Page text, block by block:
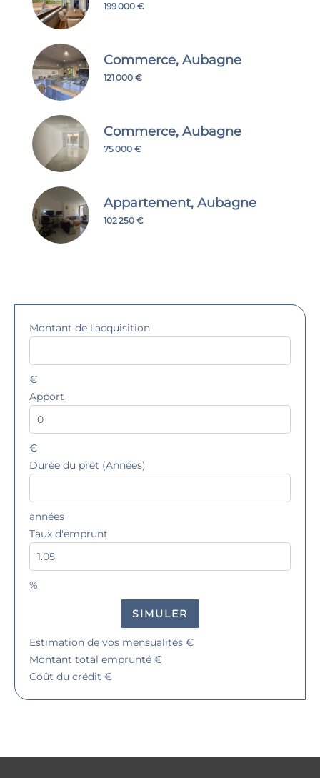
199 000 €
Commerce, Aubagne
121 000 €
Commerce, Aubagne
75 000 €
Appartement, Aubagne
102 250 €
Montant de l'acquisition
€
Apport
€
Durée du prêt (Années)
années
Taux d'emprunt
%
SIMULER
Estimation de vos mensualités €
Montant total emprunté €
Coût du crédit €